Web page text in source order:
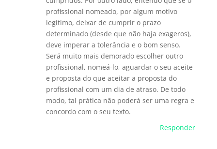
profissional nomeado, por algum motivo
legítimo, deixar de cumprir o prazo
determinado (desde que não haja exageros),
deve imperar a tolerância e o bom senso.
Será muito mais demorado escolher outro
profissional, nomeá-lo, aguardar o seu aceite
e proposta do que aceitar a proposta do
profissional com um dia de atraso. De todo
modo, tal prática não poderá ser uma regra e
concordo com o seu texto.
Responder